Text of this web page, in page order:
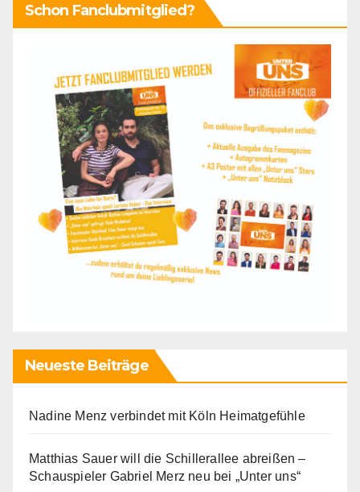
Schon Fanclubmitglied?
Neueste Beiträge
Nadine Menz verbindet mit Köln Heimatgefühle
Matthias Sauer will die Schillerallee abreißen –
Schauspieler Gabriel Merz neu bei „Unter uns“